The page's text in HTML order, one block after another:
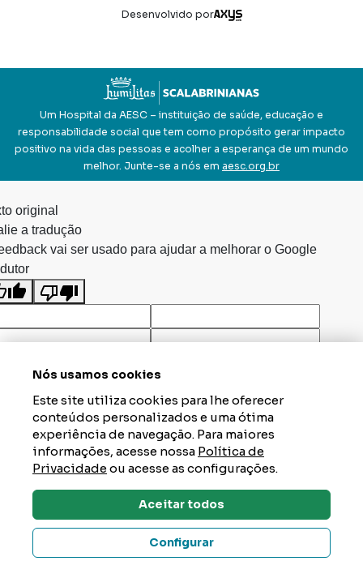
Desenvolvido por
Axysweb
Um Hospital da AESC – instituição de saúde, educação e
responsabilidade social que tem como propósito gerar impacto
positivo na vida das pessoas e acolher a esperança de um mundo
melhor. Junte-se a nós em aesc.org.br
Dúvidas? Tire Aqui
Nós usamos cookies
Este site utiliza cookies para lhe oferecer
conteúdos personalizados e uma ótima
experiência de navegação. Para maiores
informações, acesse nossa Política de
Privacidadeou acesse as configurações.
Aceitar todos
Configurar
original
a tradução
vai ser usado para ajudar a melhorar o Google